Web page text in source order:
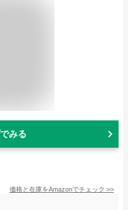
みる
価格と在庫をAmazonでチェック >>